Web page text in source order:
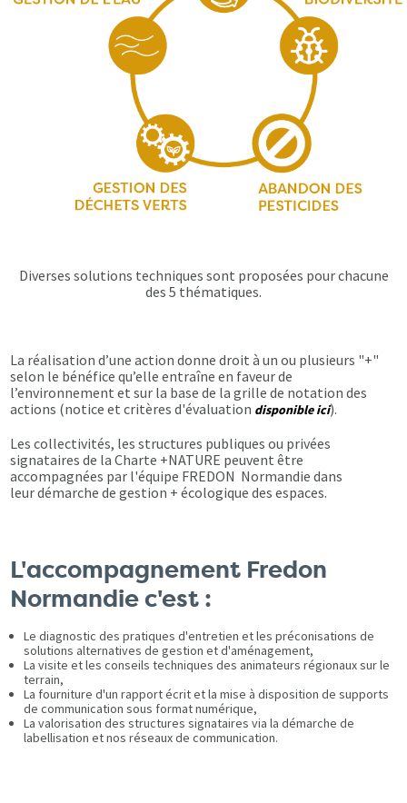
Diverses solutions techniques sont proposées pour chacune
des 5 thématiques.
La réalisation d’une action donne droit à un ou plusieurs "+"
selon le bénéfice qu’elle entraîne en faveur de
l’environnement et sur la base de la grille de notation des
actions (notice et critères d'évaluation disponible ici).
Les collectivités, les structures publiques ou privées
signataires de la Charte +NATURE peuvent être
accompagnées par l'équipe FREDON Normandie dans
leur démarche de gestion + écologique des espaces.
L'accompagnement Fredon
Normandie c'est :
Le diagnostic des pratiques d'entretien et les préconisations de
solutions alternatives de gestion et d'aménagement,
La visite et les conseils techniques des animateurs régionaux sur le
terrain,
La fourniture d'un rapport écrit et la mise à disposition de supports
de communication sous format numérique,
La valorisation des structures signataires via la démarche de
labellisation et nos réseaux de communication.